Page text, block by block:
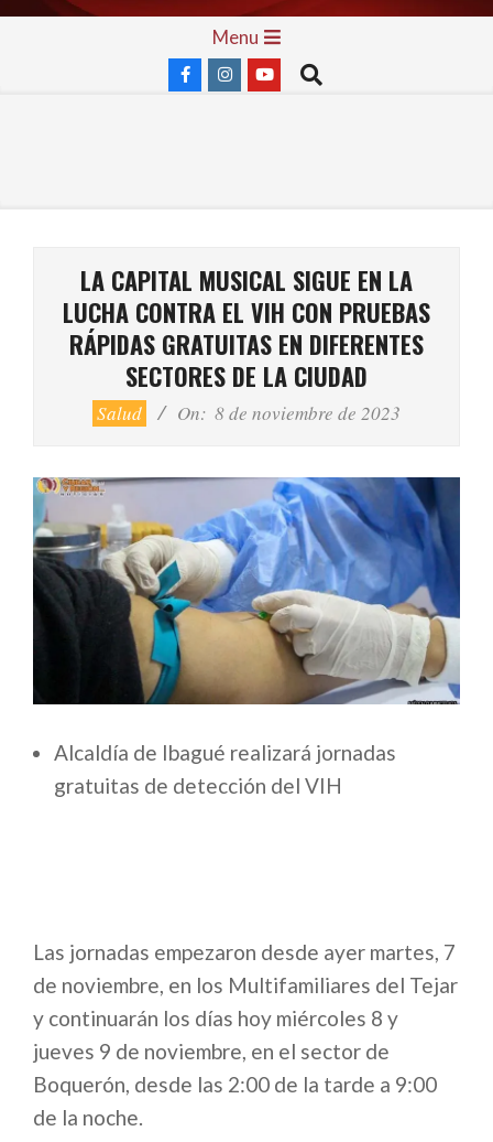
Skip
Menu
Search
LA CAPITAL MUSICAL SIGUE EN LA
LUCHA CONTRA EL VIH CON PRUEBAS
RÁPIDAS GRATUITAS EN DIFERENTES
SECTORES DE LA CIUDAD
Salud On: 8 de noviembre de 2023
Alcaldía de Ibagué realizará jornadas
gratuitas de detección del VIH
Las jornadas empezaron desde ayer martes, 7
de noviembre, en los Multifamiliares del Tejar
y continuarán los días hoy miércoles 8 y
jueves 9 de noviembre, en el sector de
Boquerón, desde las 2:00 de la tarde a 9:00
de la noche.